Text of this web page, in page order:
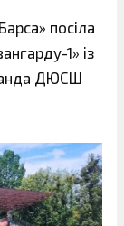
посіла
1» із
ДЮСШ